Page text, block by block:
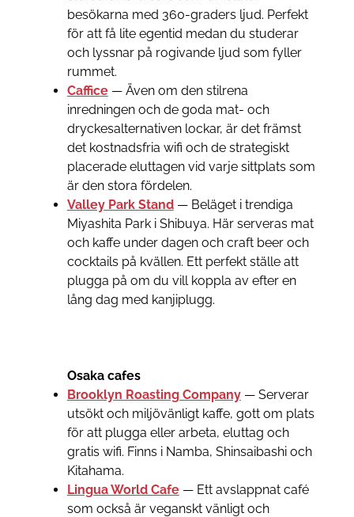
besökarna med 360-graders ljud. Perfekt
för att få lite egentid medan du studerar
och lyssnar på rogivande ljud som fyller
rummet.
Caffice— Även om den stilrena
inredningen och de goda mat- och
dryckesalternativen lockar, är det främst
det kostnadsfria wifi och de strategiskt
placerade eluttagen vid varje sittplats som
är den stora fördelen.
Valley Park Stand— Beläget i trendiga
Miyashita Park i Shibuya. Här serveras mat
och kaffe under dagen och craft beer och
cocktails på kvällen. Ett perfekt ställe att
plugga på om du vill koppla av efter en
lång dag med kanjiplugg.
Osaka cafes
Brooklyn Roasting Company— Serverar
utsökt och miljövänligt kaffe, gott om plats
för att plugga eller arbeta, eluttag och
gratis wifi. Finns i Namba, Shinsaibashi och
Kitahama.
Lingua World Cafe— Ett avslappnat café
som också är veganskt vänligt och